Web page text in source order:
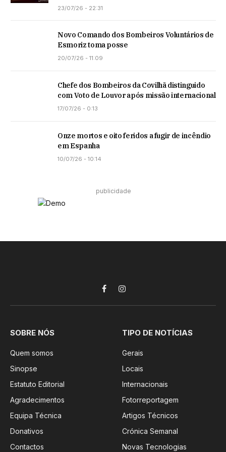
23/07/26 - 22:31
Novo Comando dos Bombeiros Voluntários de
Esmoriz toma posse
20/07/26 - 11:09
Chefe dos Bombeiros da Covilhã distinguido
com Voto de Louvor após missão internacional
17/07/26 - 0:13
Onze mortos e oito feridos a fugir de incêndio
em Espanha
10/07/26 - 10:14
publicidade
FacebookInstagram
SOBRE NÓS
Quem somos
Sinopse
Estatuto Editorial
Agradecimentos
Equipa Técnica
Donativos
Contactos
TIPO DE NOTÍCIAS
Gerais
Locais
Internacionais
Fotorreportagem
Artigos Técnicos
Crónica Semanal
Novas Tecnologias